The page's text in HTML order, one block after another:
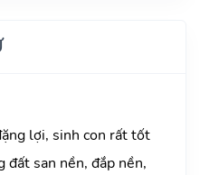
lợi, sinh con rất tốt
đất san nền, đắp nền,